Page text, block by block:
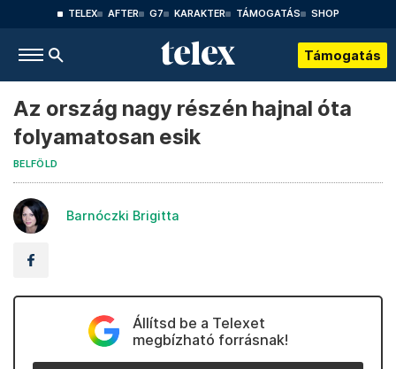
TELEX AFTER G7 KARAKTER TÁMOGATÁS SHOP
Támogatás
Az ország nagy részén hajnal óta
folyamatosan esik
BELFÖLD
Barnóczki Brigitta
Állítsd be a Telexet
megbízható forrásnak!